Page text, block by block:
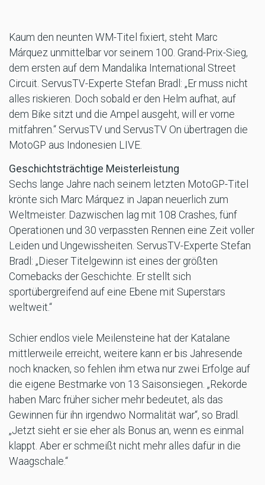
Kaum den neunten WM-Titel fixiert, steht Marc
Márquez unmittelbar vor seinem 100. Grand-Prix-Sieg,
dem ersten auf dem Mandalika International Street
Circuit. ServusTV-Experte Stefan Bradl: „Er muss nicht
alles riskieren. Doch sobald er den Helm aufhat, auf
dem Bike sitzt und die Ampel ausgeht, will er vorne
mitfahren.“ ServusTV und ServusTV On übertragen die
MotoGP aus Indonesien LIVE.
Geschichtsträchtige Meisterleistung
Sechs lange Jahre nach seinem letzten MotoGP-Titel
krönte sich Marc Márquez in Japan neuerlich zum
Weltmeister. Dazwischen lag mit 108 Crashes, fünf
Operationen und 30 verpassten Rennen eine Zeit voller
Leiden und Ungewissheiten. ServusTV-Experte Stefan
Bradl: „Dieser Titelgewinn ist eines der größten
Comebacks der Geschichte. Er stellt sich
sportübergreifend auf eine Ebene mit Superstars
weltweit.“
Schier endlos viele Meilensteine hat der Katalane
mittlerweile erreicht, weitere kann er bis Jahresende
noch knacken, so fehlen ihm etwa nur zwei Erfolge auf
die eigene Bestmarke von 13 Saisonsiegen. „Rekorde
haben Marc früher sicher mehr bedeutet, als das
Gewinnen für ihn irgendwo Normalität war“, so Bradl.
„Jetzt sieht er sie eher als Bonus an, wenn es einmal
klappt. Aber er schmeißt nicht mehr alles dafür in die
Waagschale.“